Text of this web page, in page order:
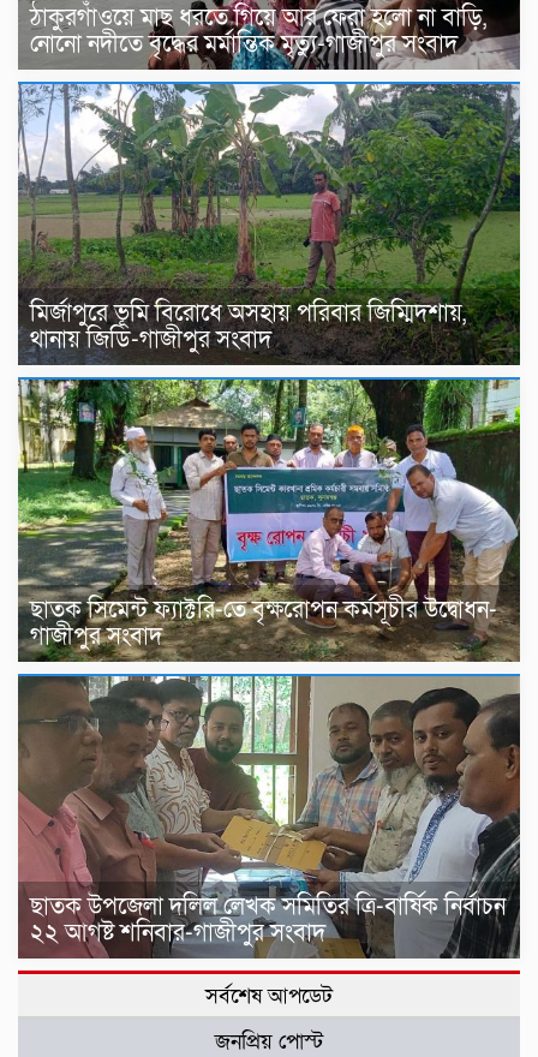
ঠাকুরগাঁওয়ে মাছ ধরতে গিয়ে আর ফেরা হলো না বাড়ি,
নোনো নদীতে বৃদ্ধের মর্মান্তিক মৃত্যু-গাজীপুর সংবাদ
মির্জাপুরে ভূমি বিরোধে অসহায় পরিবার জিম্মিদশায়,
থানায় জিডি-গাজীপুর সংবাদ
ছাতক সিমেন্ট ফ্যাক্টরি-তে বৃক্ষরোপন কর্মসূচীর উদ্বোধন-
গাজীপুর সংবাদ
ছাতক উপজেলা দলিল লেখক সমিতির ত্রি-বার্ষিক নির্বাচন
২২ আগষ্ট শনিবার-গাজীপুর সংবাদ
সর্বশেষ আপডেট
জনপ্রিয় পোস্ট